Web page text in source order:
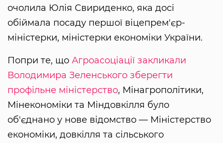
очолила Юлія Свириденко, яка досі
обіймала посаду першої віцепрем'єр-
міністерки, міністерки економіки України.
Попри те, що Агроасоціації закликали
Володимира Зеленського зберегти
профільне міністерство, Мінагрополітики,
Мінекономіки та Міндовкілля було
об'єднано у нове відомство — Міністерство
економіки, довкілля та сільського